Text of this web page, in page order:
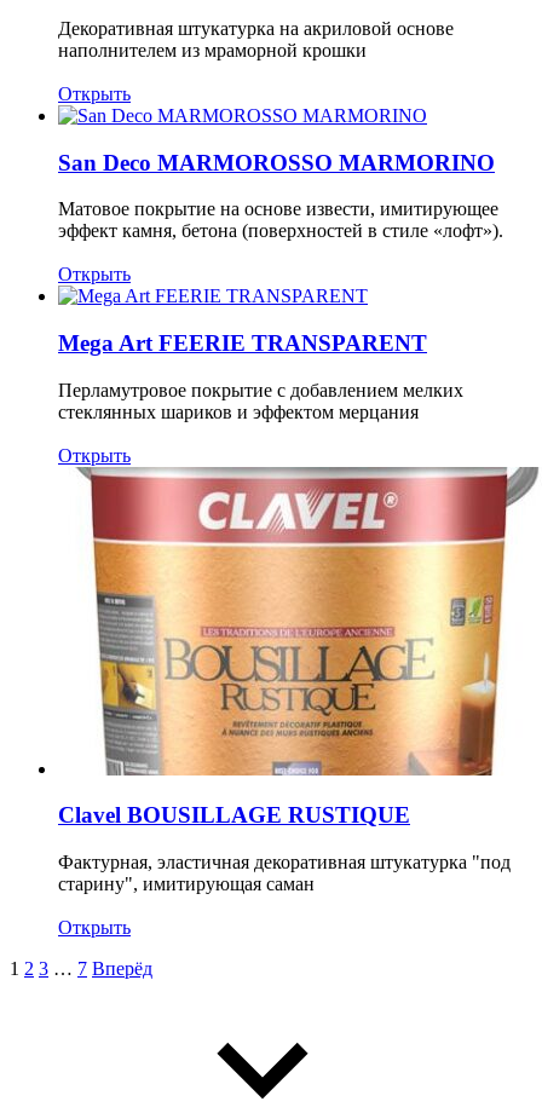
Декоративная штукатурка на акриловой основе
наполнителем из мраморной крошки
Открыть
San Deco MARMOROSSO MARMORINO
Матовое покрытие на основе извести, имитирующее
эффект камня, бетона (поверхностей в стиле «лофт»).
Открыть
Mega Art FEERIE TRANSPARENT
Перламутровое покрытие с добавлением мелких
стеклянных шариков и эффектом мерцания
Открыть
Clavel BOUSILLAGE RUSTIQUE
Фактурная, эластичная декоративная штукатурка "под
старину", имитирующая саман
Открыть
1 2 3 … 7 Вперёд